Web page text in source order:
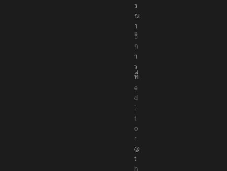
ร
ร
ณ
า
ธิ
ก
า
ร
ที่
e
d
i
t
o
r
@
t